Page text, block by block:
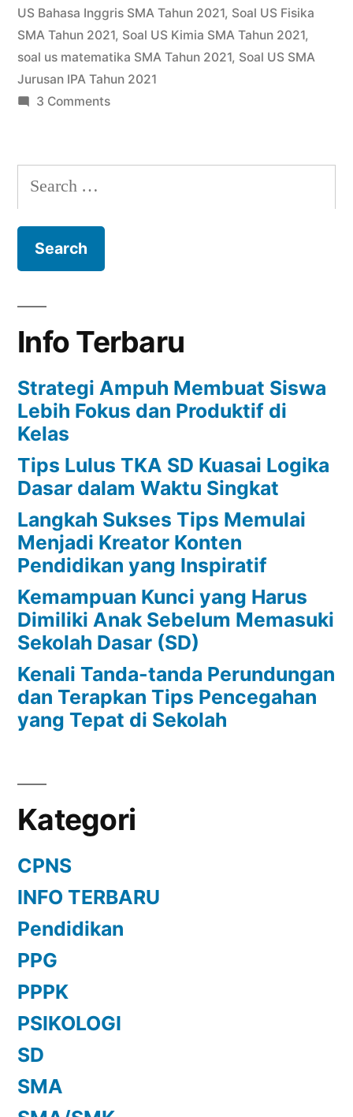
US Bahasa Inggris SMA Tahun 2021, Soal US Fisika
SMA Tahun 2021, Soal US Kimia SMA Tahun 2021,
soal us matematika SMA Tahun 2021, Soal US SMA
Jurusan IPA Tahun 2021
3 Commentson
US
Search
for:
Info Terbaru
Strategi Ampuh Membuat Siswa
Lebih Fokus dan Produktif di
Kelas
Tips Lulus TKA SD Kuasai Logika
Dasar dalam Waktu Singkat
Langkah Sukses Tips Memulai
Menjadi Kreator Konten
Pendidikan yang Inspiratif
Kemampuan Kunci yang Harus
Dimiliki Anak Sebelum Memasuki
Sekolah Dasar (SD)
Kenali Tanda-tanda Perundungan
dan Terapkan Tips Pencegahan
yang Tepat di Sekolah
Kategori
CPNS
INFO TERBARU
Pendidikan
PPG
PPPK
PSIKOLOGI
SD
SMA